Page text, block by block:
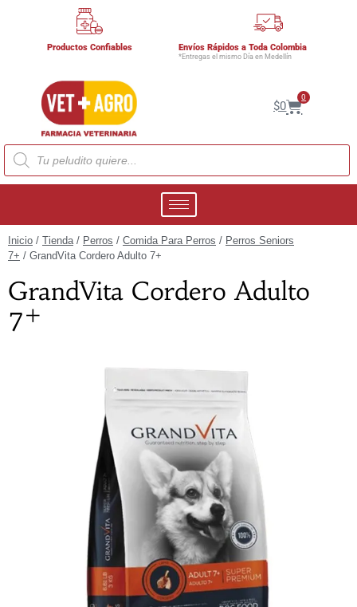
Productos Confiables Envíos Rápidos a Toda Colombia
*Entregas el mismo Día en Medellín
$0
0
Inicio / Tienda/ Perros / Comida Para Perros / Perros Seniors
7+ / GrandVita Cordero Adulto 7+
GrandVita Cordero Adulto
7+